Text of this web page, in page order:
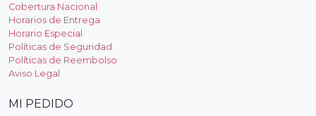
Cobertura Nacional
Horarios de Entrega
Horario Especial
Políticas de Seguridad
Políticas de Reembolso
Aviso Legal
MI PEDIDO